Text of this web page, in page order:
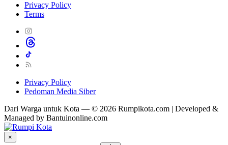
Privacy Policy
Terms
Privacy Policy
Pedoman Media Siber
Dari Warga untuk Kota — © 2026 Rumpikota.com | Developed &
Managed by Bantuinonline.com
×